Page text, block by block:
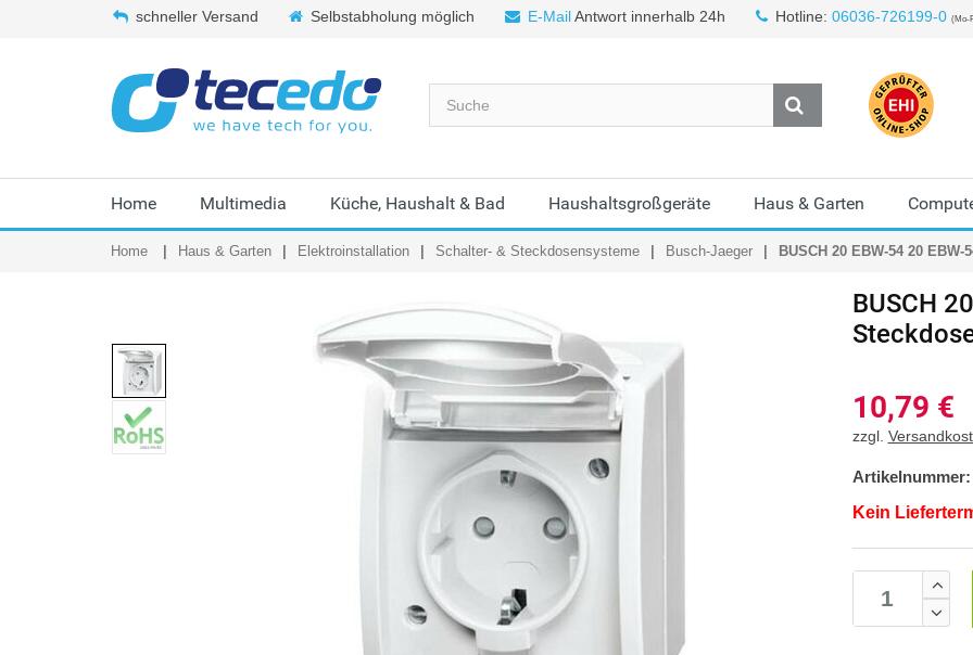
schneller Versand Selbstabholung möglich E-MailAntwort innerhalb 24h Hotline: 06036-726199-0 (Mo-
Home Multimedia Küche, Haushalt & Bad Haushaltsgroßgeräte Haus & Garten
Home Haus & Garten Elektroinstallation Schalter- & Steckdosensysteme Busch-Jaeger BUSCH 20 EBW-54 20
BUSCH
10,79 €
zzgl.
Artikelnummer:
Kein